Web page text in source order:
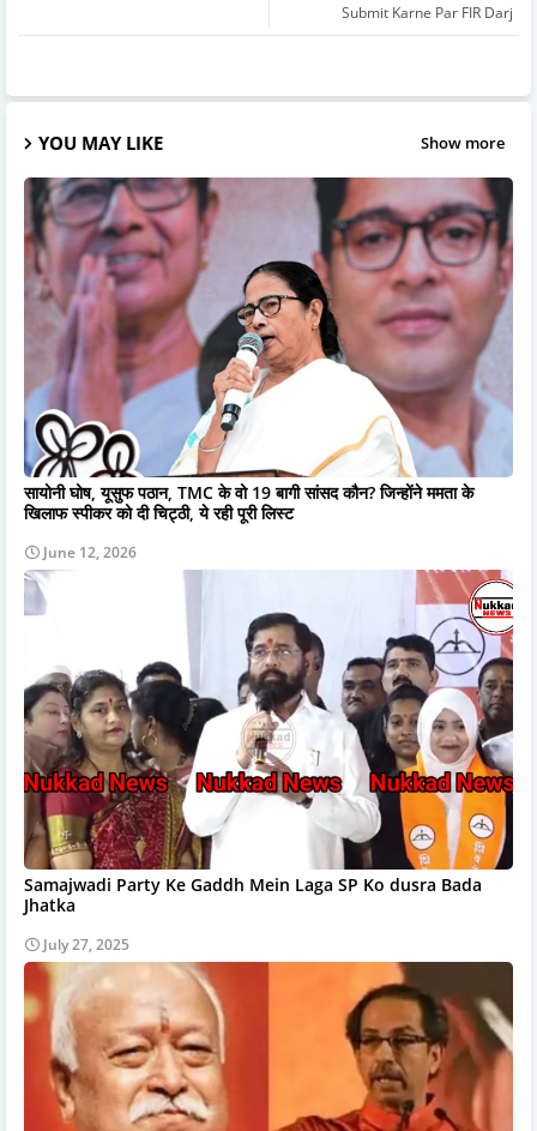
Submit Karne Par FIR Darj
YOU MAY LIKE Show more
सायोनी घोष, यूसुफ पठान, TMC के वो 19 बागी सांसद कौन? जिन्होंने ममता के
खिलाफ स्पीकर को दी चिट्ठी, ये रही पूरी लिस्ट
June 12, 2026
Samajwadi Party Ke Gaddh Mein Laga SP Ko dusra Bada
Jhatka
July 27, 2025